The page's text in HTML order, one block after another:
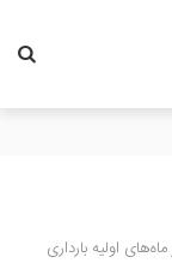
رتبه نخست پرداخت
اولیه بارداری